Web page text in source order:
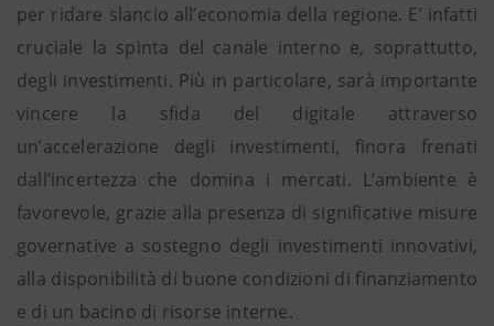
per ridare slancio all’economia della regione. E’ infatti
cruciale la spinta del canale interno e, soprattutto,
degli investimenti. Più in particolare, sarà importante
vincere la sfida del digitale attraverso
un’accelerazione degli investimenti, finora frenati
dall’incertezza che domina i mercati. L’ambiente è
favorevole, grazie alla presenza di significative misure
governative a sostegno degli investimenti innovativi,
alla disponibilità di buone condizioni di finanziamento
e di un bacino di risorse interne.